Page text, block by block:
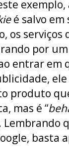
é salvo em
os serviços
por
entrar
produto
mas é “
basta